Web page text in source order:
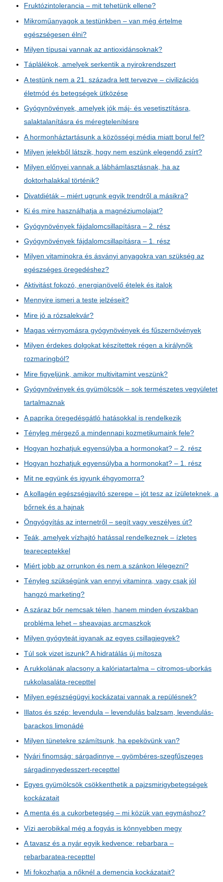
Fruktózintolerancia – mit tehetünk ellene?
Mikroműanyagok a testünkben – van még értelme
egészségesen élni?
Milyen típusai vannak az antioxidánsoknak?
Táplálékok, amelyek serkentik a nyirokrendszert
A testünk nem a 21. századra lett tervezve – civilizációs
életmód és betegségek ütközése
Gyógynövények, amelyek jók máj- és vesetisztításra,
salaktalanításra és méregtelenítésre
A hormonháztartásunk a közösségi média miatt borul fel?
Milyen jelekből látszik, hogy nem eszünk elegendő zsírt?
Milyen előnyei vannak a lábhámlasztásnak, ha az
doktorhalakkal történik?
Divatdiéták – miért ugrunk egyik trendről a másikra?
Ki és mire használhatja a magnéziumolajat?
Gyógynövények fájdalomcsillapításra – 2. rész
Gyógynövények fájdalomcsillapításra – 1. rész
Milyen vitaminokra és ásványi anyagokra van szükség az
egészséges öregedéshez?
Aktivitást fokozó, energianövelő ételek és italok
Mennyire ismeri a teste jelzéseit?
Mire jó a rózsalekvár?
Magas vérnyomásra gyógynövények és fűszernövények
Milyen érdekes dolgokat készítettek régen a királynők
rozmaringból?
Mire figyeljünk, amikor multivitamint veszünk?
Gyógynövények és gyümölcsök – sok természetes vegyületet
tartalmaznak
A paprika öregedésgátló hatásokkal is rendelkezik
Tényleg mérgező a mindennapi kozmetikumaink fele?
Hogyan hozhatjuk egyensúlyba a hormonokat? – 2. rész
Hogyan hozhatjuk egyensúlyba a hormonokat? – 1. rész
Mit ne együnk és igyunk éhgyomorra?
A kollagén egészségjavító szerepe – jót tesz az ízületeknek, a
bőrnek és a hajnak
Öngyógyítás az internetről – segít vagy veszélyes út?
Teák, amelyek vízhajtó hatással rendelkeznek – ízletes
teareceptekkel
Miért jobb az orrunkon és nem a szánkon lélegezni?
Tényleg szükségünk van ennyi vitaminra, vagy csak jól
hangzó marketing?
A száraz bőr nemcsak télen, hanem minden évszakban
probléma lehet – sheavajas arcmaszkok
Milyen gyógyteát igyanak az egyes csillagjegyek?
Túl sok vizet iszunk? A hidratálás új mítosza
A rukkolának alacsony a kalóriatartalma – citromos-uborkás
rukkolasaláta-recepttel
Milyen egészségügyi kockázatai vannak a repülésnek?
Illatos és szép: levendula – levendulás balzsam, levendulás-
barackos limonádé
Milyen tünetekre számítsunk, ha epekövünk van?
Nyári finomság: sárgadinnye – gyömbéres-szegfűszeges
sárgadinnyedesszert-recepttel
Egyes gyümölcsök csökkenthetik a pajzsmirigybetegségek
kockázatait
A menta és a cukorbetegség – mi közük van egymáshoz?
Vízi aerobikkal még a fogyás is könnyebben megy
A tavasz és a nyár egyik kedvence: rebarbara –
rebarbaratea-recepttel
Mi fokozhatja a nőknél a demencia kockázatait?